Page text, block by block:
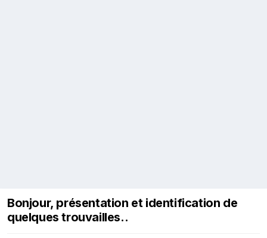
Bonjour, présentation et identification de
quelques trouvailles..